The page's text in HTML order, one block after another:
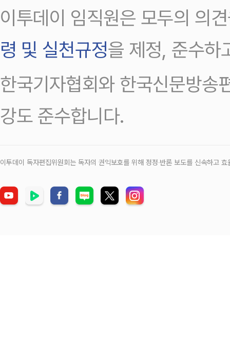
이투데이 임직원은 모두의 의
령 및 실천규정을 제정, 준수하
한국기자협회와 한국신문방송
강도 준수합니다.
이투데이 독자편집위원회는 독자의 권익보호를 위해 정정‧반론 보도를 신속하고